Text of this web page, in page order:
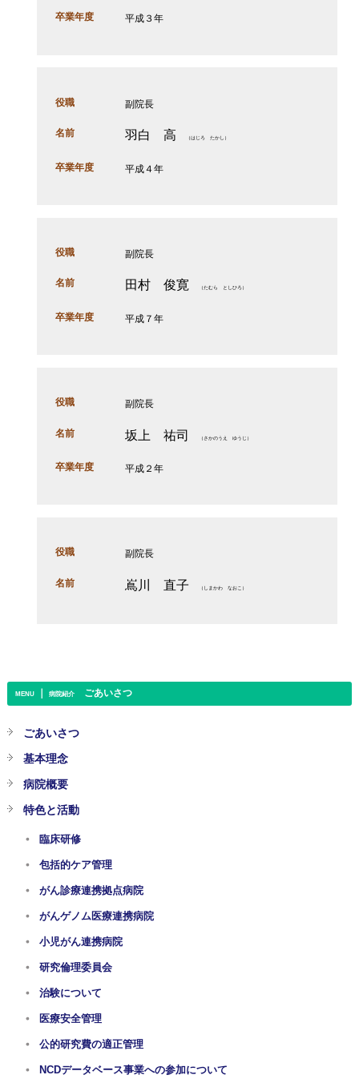
卒業年度 平成３年
役職 副院長
名前 羽白 高 （はじろ たかし）
卒業年度 平成４年
役職 副院長
名前 田村 俊寛 （たむら としひろ）
卒業年度 平成７年
役職 副院長
名前 坂上 祐司 （さかのうえ ゆうじ）
卒業年度 平成２年
役職 副院長
名前 嶌川 直子 （しまかわ なおこ）
MENU｜ 病院紹介ごあいさつ
ごあいさつ
基本理念
病院概要
特色と活動
臨床研修
包括的ケア管理
がん診療連携拠点病院
がんゲノム医療連携病院
小児がん連携病院
研究倫理委員会
治験について
医療安全管理
公的研究費の適正管理
NCDデータベース事業への参加について